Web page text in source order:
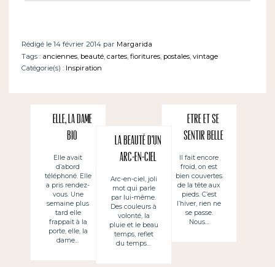
Rédigé le 14 février 2014 par Margarida
Tags : anciennes, beauté, cartes, fioritures, postales, vintage
Catégorie(s) : Inspiration
Elle, la dame
Bio
Elle avait
d’abord
téléphoné. Elle
a pris rendez-
vous. Une
semaine plus
tard elle
frappait à la
porte, elle, la
dame…
La beauté d’un
arc-en-ciel
Arc-en-ciel, joli
mot qui parle
par lui-même.
Des couleurs à
volonté, la
pluie et le beau
temps, reflet
du temps…
Etre et se
sentir belle
Il fait encore
froid, on est
bien couvertes
de la tête aux
pieds. C’est
l’hiver, rien ne
se passe.
Nous…